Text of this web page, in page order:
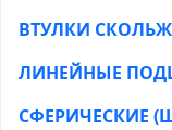
ВТУЛКИ
ЛИНЕЙНЫЕ
СФЕРИЧЕСКИЕ